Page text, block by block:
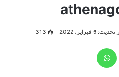
6 فبراير، 2022 313
ماسنجر